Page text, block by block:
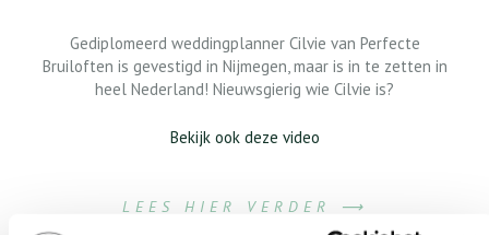
Gediplomeerd weddingplanner Cilvie van Perfecte
Bruiloften is gevestigd in Nijmegen, maar is in te zetten in
heel Nederland! Nieuwsgierig wie Cilvie is?
Bekijk ook deze video
LEES HIER VERDER ⟶